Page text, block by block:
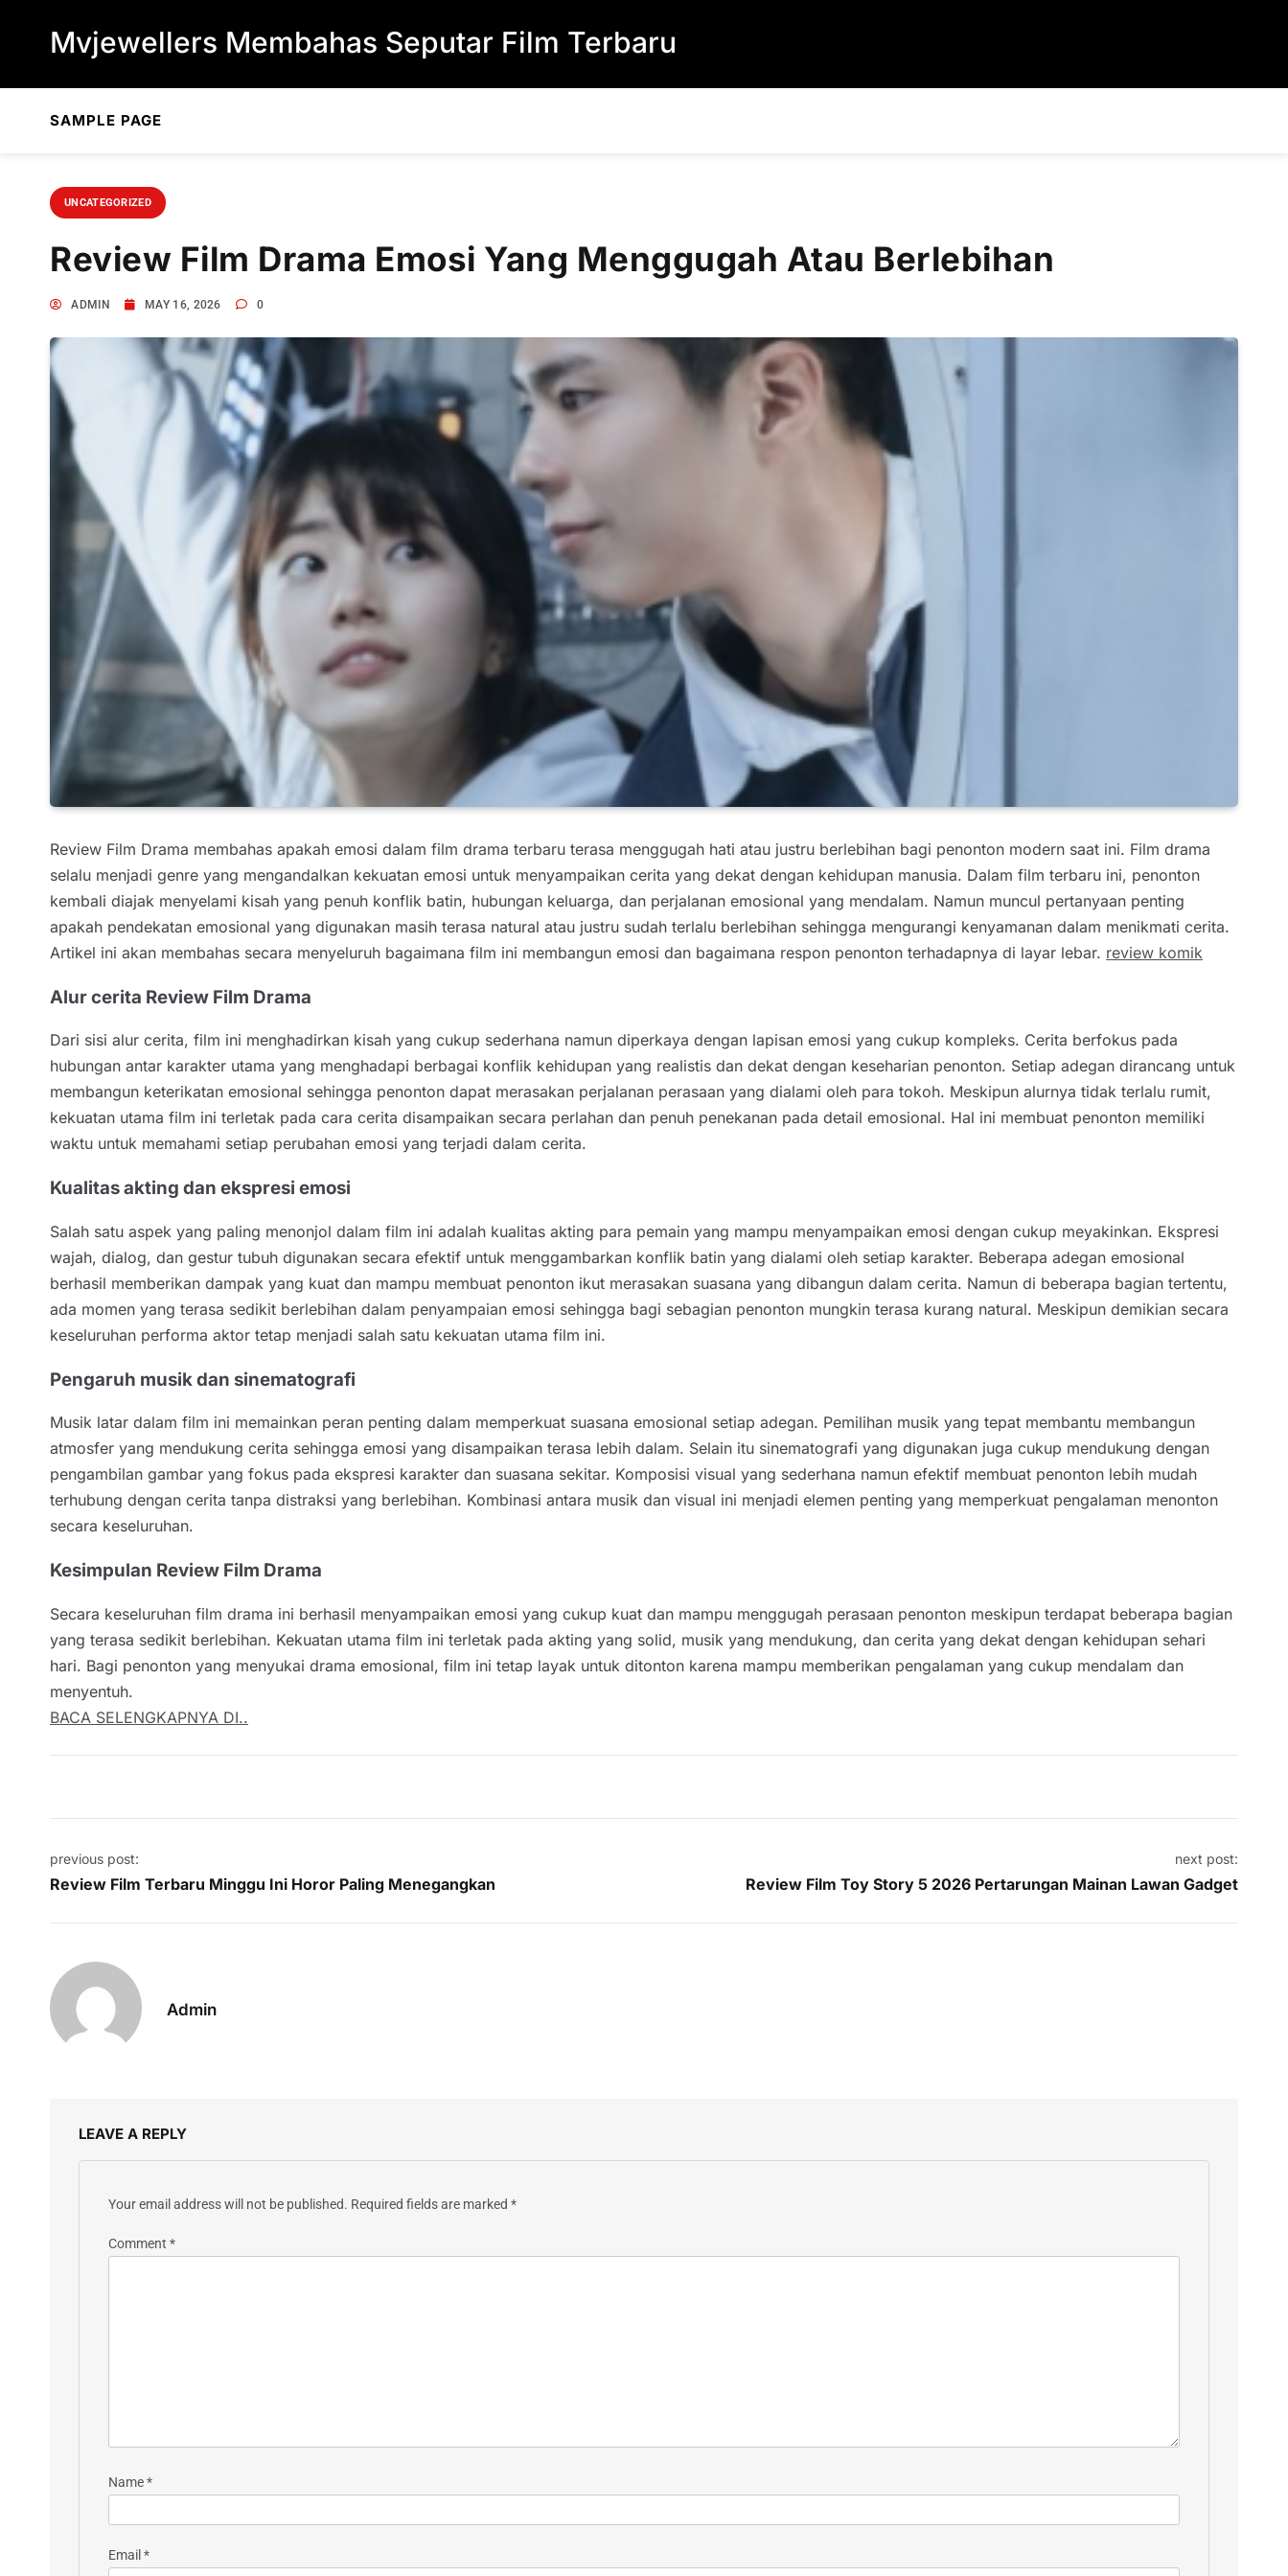
Mvjewellers Membahas Seputar Film Terbaru
SAMPLE PAGE
UNCATEGORIZED
Review Film Drama Emosi Yang Menggugah Atau Berlebihan
ADMIN MAY 16, 2026 0
Review Film Drama membahas apakah emosi dalam film drama terbaru terasa menggugah hati atau justru berlebihan bagi penonton modern saat ini. Film drama
selalu menjadi genre yang mengandalkan kekuatan emosi untuk menyampaikan cerita yang dekat dengan kehidupan manusia. Dalam film terbaru ini, penonton
kembali diajak menyelami kisah yang penuh konflik batin, hubungan keluarga, dan perjalanan emosional yang mendalam. Namun muncul pertanyaan penting
apakah pendekatan emosional yang digunakan masih terasa natural atau justru sudah terlalu berlebihan sehingga mengurangi kenyamanan dalam menikmati cerita.
Artikel ini akan membahas secara menyeluruh bagaimana film ini membangun emosi dan bagaimana respon penonton terhadapnya di layar lebar. review komik
Alur cerita Review Film Drama
Dari sisi alur cerita, film ini menghadirkan kisah yang cukup sederhana namun diperkaya dengan lapisan emosi yang cukup kompleks. Cerita berfokus pada
hubungan antar karakter utama yang menghadapi berbagai konflik kehidupan yang realistis dan dekat dengan keseharian penonton. Setiap adegan dirancang untuk
membangun keterikatan emosional sehingga penonton dapat merasakan perjalanan perasaan yang dialami oleh para tokoh. Meskipun alurnya tidak terlalu rumit,
kekuatan utama film ini terletak pada cara cerita disampaikan secara perlahan dan penuh penekanan pada detail emosional. Hal ini membuat penonton memiliki
waktu untuk memahami setiap perubahan emosi yang terjadi dalam cerita.
Kualitas akting dan ekspresi emosi
Salah satu aspek yang paling menonjol dalam film ini adalah kualitas akting para pemain yang mampu menyampaikan emosi dengan cukup meyakinkan. Ekspresi
wajah, dialog, dan gestur tubuh digunakan secara efektif untuk menggambarkan konflik batin yang dialami oleh setiap karakter. Beberapa adegan emosional
berhasil memberikan dampak yang kuat dan mampu membuat penonton ikut merasakan suasana yang dibangun dalam cerita. Namun di beberapa bagian tertentu,
ada momen yang terasa sedikit berlebihan dalam penyampaian emosi sehingga bagi sebagian penonton mungkin terasa kurang natural. Meskipun demikian secara
keseluruhan performa aktor tetap menjadi salah satu kekuatan utama film ini.
Pengaruh musik dan sinematografi
Musik latar dalam film ini memainkan peran penting dalam memperkuat suasana emosional setiap adegan. Pemilihan musik yang tepat membantu membangun
atmosfer yang mendukung cerita sehingga emosi yang disampaikan terasa lebih dalam. Selain itu sinematografi yang digunakan juga cukup mendukung dengan
pengambilan gambar yang fokus pada ekspresi karakter dan suasana sekitar. Komposisi visual yang sederhana namun efektif membuat penonton lebih mudah
terhubung dengan cerita tanpa distraksi yang berlebihan. Kombinasi antara musik dan visual ini menjadi elemen penting yang memperkuat pengalaman menonton
secara keseluruhan.
Kesimpulan Review Film Drama
Secara keseluruhan film drama ini berhasil menyampaikan emosi yang cukup kuat dan mampu menggugah perasaan penonton meskipun terdapat beberapa bagian
yang terasa sedikit berlebihan. Kekuatan utama film ini terletak pada akting yang solid, musik yang mendukung, dan cerita yang dekat dengan kehidupan sehari
hari. Bagi penonton yang menyukai drama emosional, film ini tetap layak untuk ditonton karena mampu memberikan pengalaman yang cukup mendalam dan
menyentuh.
BACA SELENGKAPNYA DI..
Post navigation
previous post:
Review Film Terbaru Minggu Ini Horor Paling Menegangkan
next post:
Review Film Toy Story 5 2026 Pertarungan Mainan Lawan Gadget
Admin
LEAVE A REPLY
Your email address will not be published. Required fields are marked *
Comment *
Name*
Email *